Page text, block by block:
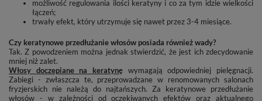
możliwość regulowania ilości keratyny i co za tym idzie wielkości
łączeń;
trwały efekt, który utrzymuje się nawet przez 3-4 miesiące.
Czy keratynowe przedłużanie włosów posiada również wady?
Tak. Z powodzeniem można jednak stwierdzić, że jest ich zdecydowanie
mniej niż zalet.
Włosy doczepiane na keratynę wymagają odpowiedniej pielęgnacji.
Zabiegi - zwłaszcza te, przeprowadzane w renomowanych salonach
fryzjerskich nie należą do najtańszych. Za keratynowe przedłużanie
włosów - w zależności od oczekiwanych efektów oraz aktualnego